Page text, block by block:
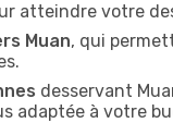
atteindre votre
Muan, qui
desservant
adaptée à votre